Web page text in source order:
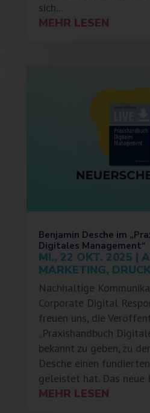
sich...
MEHR LESEN
Benjamin Desche im
Digitales Management“
MI., 22 OKT. 2025 |
MARKETING,
Nachhaltige
Corporate Digital
freuen uns, die
„Praxishandbuch
bekannt zu geben, zu
Desche einen
geleistet hat. Das neue
MEHR LESEN